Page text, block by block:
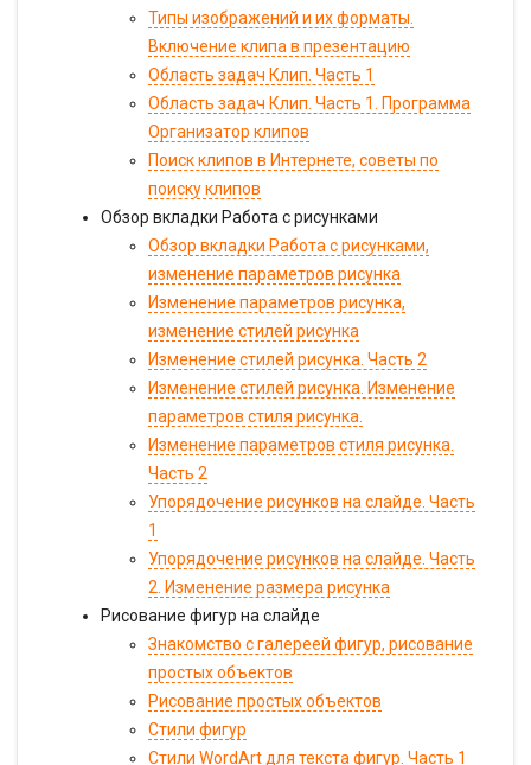
Типы изображений и их форматы.
Включение клипа в презентацию
Область задач Клип. Часть 1
Область задач Клип. Часть 1. Программа
Организатор клипов
Поиск клипов в Интернете, советы по
поиску клипов
Обзор вкладки Работа с рисунками
Обзор вкладки Работа с рисунками,
изменение параметров рисунка
Изменение параметров рисунка,
изменение стилей рисунка
Изменение стилей рисунка. Часть 2
Изменение стилей рисунка. Изменение
параметров стиля рисунка.
Изменение параметров стиля рисунка.
Часть 2
Упорядочение рисунков на слайде. Часть
1
Упорядочение рисунков на слайде. Часть
2. Изменение размера рисунка
Рисование фигур на слайде
Знакомство с галереей фигур, рисование
простых объектов
Рисование простых объектов
Стили фигур
Стили WordArt для текста фигур. Часть 1